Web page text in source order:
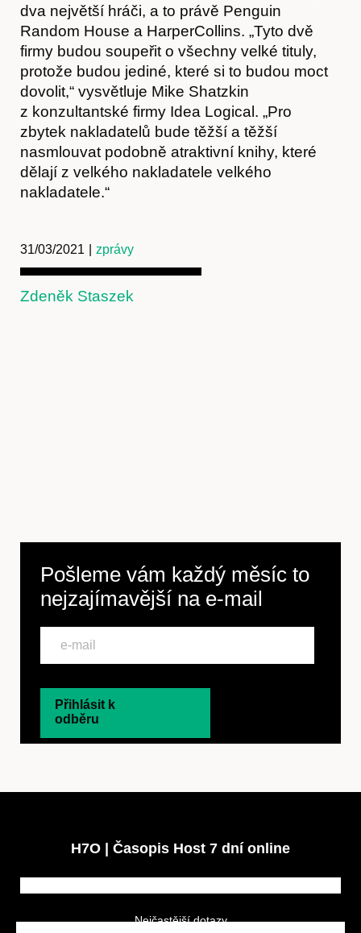
Kontakt
dva největší hráči, a to právě Penguin
Random House a HarperCollins. „Tyto dvě
firmy budou soupeřit o všechny velké tituly,
protože budou jediné, které si to budou moct
dovolit,“ vysvětluje Mike Shatzkin
z konzultantské firmy Idea Logical. „Pro
zbytek nakladatelů bude těžší a těžší
nasmlouvat podobně atraktivní knihy, které
dělají z velkého nakladatele velkého
nakladatele.“
31/03/2021 zprávy
Zdeněk Staszek
Pošleme vám každý měsíc to
nejzajímavější na e-mail
Přihlásit k
odběru
H7O | Časopis Host 7 dní online
Nejčastější dotazy